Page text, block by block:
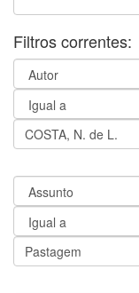
Filtros correntes: